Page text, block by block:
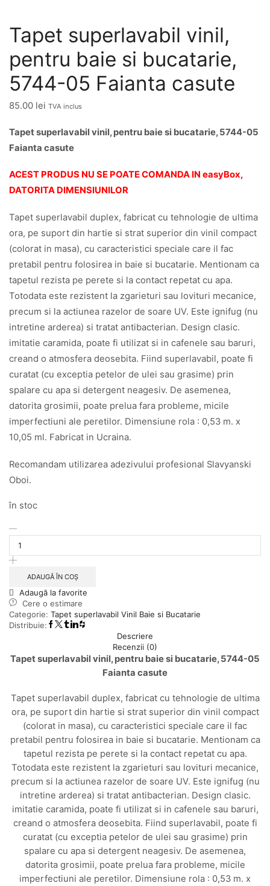
Tapet superlavabil vinil,
pentru baie si bucatarie,
5744-05 Faianta casute
85.00 lei TVA inclus
Tapet superlavabil vinil, pentru baie si bucatarie, 5744-05
Faianta casute
ACEST PRODUS NU SE POATE COMANDA IN easyBox,
DATORITA DIMENSIUNILOR
Tapet superlavabil duplex, fabricat cu tehnologie de ultima
ora, pe suport din hartie si strat superior din vinil compact
(colorat in masa), cu caracteristici speciale care il fac
pretabil pentru folosirea in baie si bucatarie. Mentionam ca
tapetul rezista pe perete si la contact repetat cu apa.
Totodata este rezistent la zgarieturi sau lovituri mecanice,
precum si la actiunea razelor de soare UV. Este ignifug (nu
intretine arderea) si tratat antibacterian. Design clasic.
imitatie caramida, poate fi utilizat si in cafenele sau baruri,
creand o atmosfera deosebita. Fiind superlavabil, poate fi
curatat (cu exceptia petelor de ulei sau grasime) prin
spalare cu apa si detergent neagesiv. De asemenea,
datorita grosimii, poate prelua fara probleme, micile
imperfectiuni ale peretilor. Dimensiune rola : 0,53 m. x
10,05 ml. Fabricat in Ucraina.
Recomandam utilizarea adezivului profesional Slavyanski
Oboi.
în stoc
Tapet
superlavabil
pentru
si
bucatarie,
5744-
05
ADAUGĂ ÎN COȘ
Adaugă la favorite
Cere o estimare
Categorie: Tapet superlavabil Vinil Baie si Bucatarie
Distribuie:
Descriere
Recenzii (0)
Tapet superlavabil vinil, pentru baie si bucatarie, 5744-05
Faianta casute
Tapet superlavabil duplex, fabricat cu tehnologie de ultima
ora, pe suport din hartie si strat superior din vinil compact
(colorat in masa), cu caracteristici speciale care il fac
pretabil pentru folosirea in baie si bucatarie. Mentionam ca
tapetul rezista pe perete si la contact repetat cu apa.
Totodata este rezistent la zgarieturi sau lovituri mecanice,
precum si la actiunea razelor de soare UV. Este ignifug (nu
intretine arderea) si tratat antibacterian. Design clasic.
imitatie caramida, poate fi utilizat si in cafenele sau baruri,
creand o atmosfera deosebita. Fiind superlavabil, poate fi
curatat (cu exceptia petelor de ulei sau grasime) prin
spalare cu apa si detergent neagesiv. De asemenea,
datorita grosimii, poate prelua fara probleme, micile
imperfectiuni ale peretilor. Dimensiune rola : 0,53 m. x